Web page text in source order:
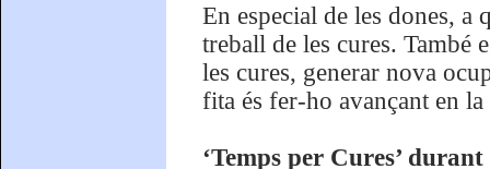
En especial de les dones,
treball de les cures. També
les cures, generar nova
fita és fer-ho avançant en
‘Temps per Cures’